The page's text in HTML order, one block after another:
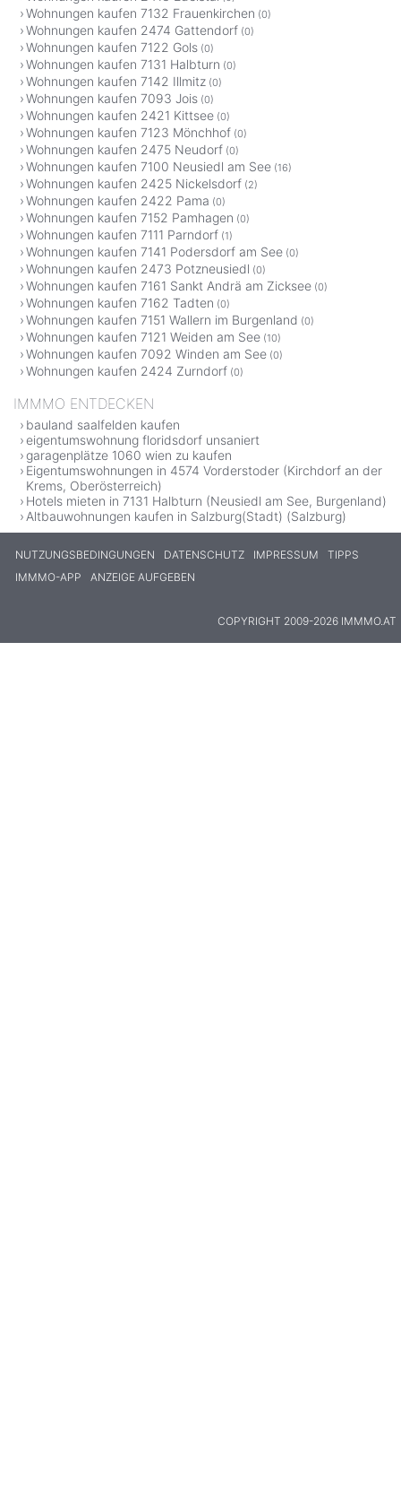
Wohnungen kaufen 7132 Frauenkirchen (0)
Wohnungen kaufen 2474 Gattendorf (0)
Wohnungen kaufen 7122 Gols (0)
Wohnungen kaufen 7131 Halbturn (0)
Wohnungen kaufen 7142 Illmitz (0)
Wohnungen kaufen 7093 Jois (0)
Wohnungen kaufen 2421 Kittsee (0)
Wohnungen kaufen 7123 Mönchhof (0)
Wohnungen kaufen 2475 Neudorf (0)
Wohnungen kaufen 7100 Neusiedl am See (16)
Wohnungen kaufen 2425 Nickelsdorf (2)
Wohnungen kaufen 2422 Pama (0)
Wohnungen kaufen 7152 Pamhagen (0)
Wohnungen kaufen 7111 Parndorf (1)
Wohnungen kaufen 7141 Podersdorf am See (0)
Wohnungen kaufen 2473 Potzneusiedl (0)
Wohnungen kaufen 7161 Sankt Andrä am Zicksee (0)
Wohnungen kaufen 7162 Tadten (0)
Wohnungen kaufen 7151 Wallern im Burgenland (0)
Wohnungen kaufen 7121 Weiden am See (10)
Wohnungen kaufen 7092 Winden am See (0)
Wohnungen kaufen 2424 Zurndorf (0)
IMMMO ENTDECKEN
bauland saalfelden kaufen
eigentumswohnung floridsdorf unsaniert
garagenplätze 1060 wien zu kaufen
Eigentumswohnungen in 4574 Vorderstoder (Kirchdorf an der
Krems, Oberösterreich)
Hotels mieten in 7131 Halbturn (Neusiedl am See, Burgenland)
Altbauwohnungen kaufen in Salzburg(Stadt) (Salzburg)
NUTZUNGSBEDINGUNGEN DATENSCHUTZ IMPRESSUM
TIPPS
IMMMO-APP
ANZEIGE AUFGEBEN
COPYRIGHT 2009-2026 IMMMO.AT